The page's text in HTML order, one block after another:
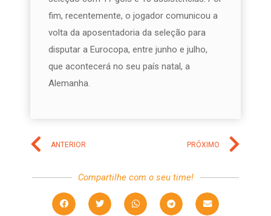
fim, recentemente, o jogador comunicou a
volta da aposentadoria da seleção para
disputar a Eurocopa, entre junho e julho,
que acontecerá no seu país natal, a
Alemanha.
ANTERIOR PRÓXIMO
Compartilhe com o seu time!